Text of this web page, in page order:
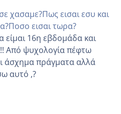
χασαμε?Πως εισαι εσυ και
εισαι τωρα?
16η εβδομάδα και
Από ψυχολογία πέφτω
άσχημα πράγματα αλλά
αυτό ,?